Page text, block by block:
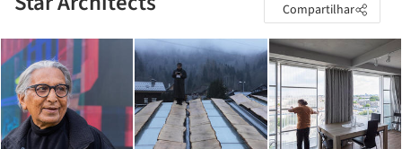
Compartilhar